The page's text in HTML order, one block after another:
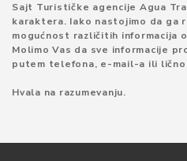
Sajt Turističke agencije Agua
karaktera. Iako nastojimo da ga
mogućnost različitih informacija
Molimo Vas da sve informacije
putem telefona, e-mail-a ili
Hvala na razumevanju.